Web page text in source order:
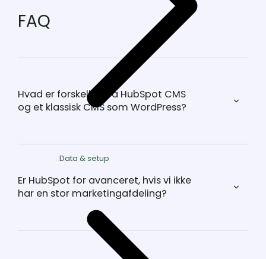
Data & setup
FAQ
Hvad er forskellen på HubSpot CMS
og et klassisk CMS som WordPress?
Er HubSpot for avanceret, hvis vi ikke
har en stor marketingafdeling?